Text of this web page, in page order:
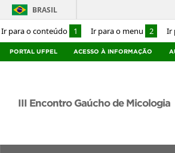
Ir para o conteúdo 1 Ir para o menu 2 Ir
BRASIL
PORTAL UFPEL ACESSO À INFORMAÇÃO
III Encontro Gaúcho de Micologia